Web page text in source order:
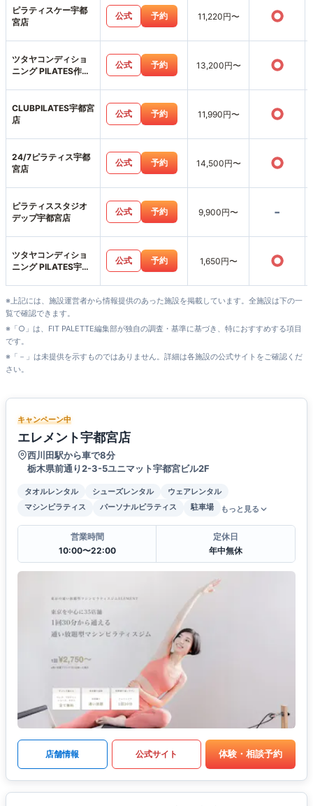
ピラティスケー宇都
宮店
公式 予約 11,220円〜 ○
ツタヤコンディショ
ニング PILATES作新
公式 予約 13,200円〜 ○
CLUBPILATES宇都宮
店
公式 予約 11,990円〜 ○
24/7ピラティス宇都
宮店
公式 予約 14,500円〜 ○
ピラティススタジオ
デップ宇都宮店
公式 予約 9,900円〜 -
ツタヤコンディショ
ニング PILATES宇都
公式 予約 1,650円〜 ○
※上記には、施設運営者から情報提供のあった施設を掲載しています。全施設は下の一
覧で確認できます。
※「○」は、FIT PALETTE編集部が独自の調査・基準に基づき、特におすすめする項目
です。
※「－」は未提供を示すものではありません。詳細は各施設の公式サイトをご確認くだ
さい。
キャンペーン中
エレメント宇都宮店
西川田駅から車で8分
栃木県前通り2-3-5ユニマット宇都宮ビル2F
タオルレンタル シューズレンタル
ウェアレンタル
マシンピラティス
パーソナルピラティス 駐車場 もっと見る
営業時間
10:00〜22:00
定休日
年中無休
店舗情報 公式サイト 体験・相談予約